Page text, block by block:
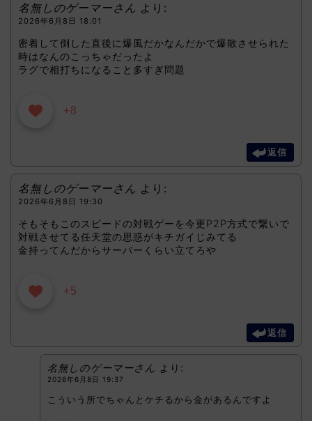
名無しのゲーマーさん より:
2026年6月8日 18:01
密着して倒した直後に爆風だかなんだかで爆散させられた
時はなんのこっちゃだったよ
ラグで相打ちになること多すぎ問題
+8
返信
名無しのゲーマーさん より:
2026年6月8日 19:30
そもそもこのスピードの対戦ゲーを今更P2P方式で繋いで
対戦させてる任天堂の思惑がキチガイじみてる
金持ってんだからサーバーくらい立てろや
+5
返信
名無しのゲーマーさん より:
2026年6月8日 19:37
こういう所でちゃんとケチるから金があるんですよ